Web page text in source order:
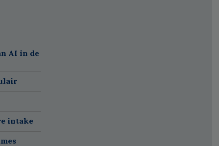
AI in de
intake